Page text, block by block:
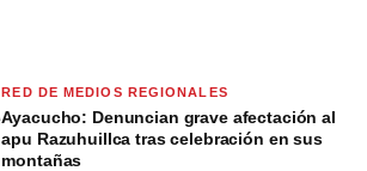
RED DE MEDIOS REGIONALES
Ayacucho: Denuncian grave afectación al
apu Razuhuillca tras celebración en sus
montañas